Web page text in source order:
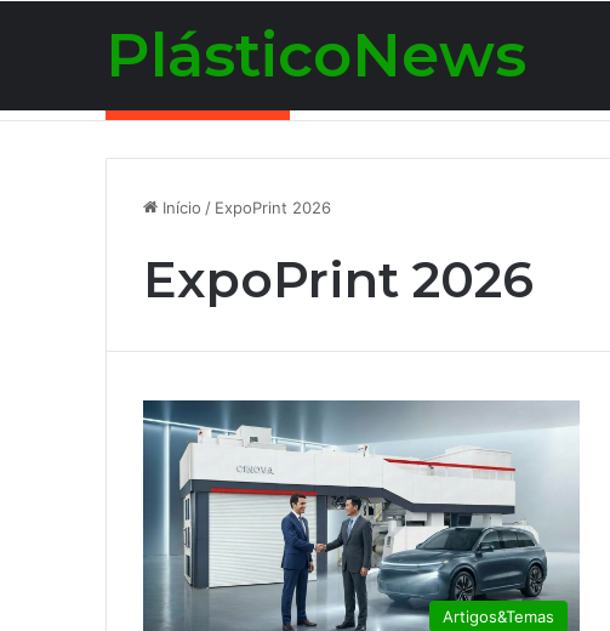
PlásticoNews
Início / ExpoPrint 2026
ExpoPrint 2026
Artigos&Temas